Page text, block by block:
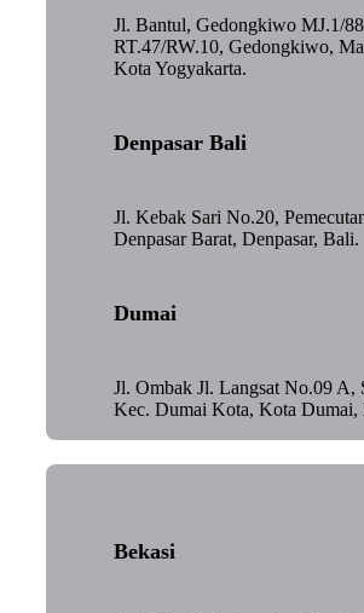
Jl. Bantul, Gedongkiwo MJ.1/
RT.47/RW.10, Gedongkiwo,
Kota Yogyakarta.
Denpasar Bali
Jl. Kebak Sari No.20,
Denpasar Barat, Denpasar, Bali.
Dumai
Jl. Ombak Jl. Langsat No.09 A,
Kec. Dumai Kota, Kota Dumai,
Bekasi